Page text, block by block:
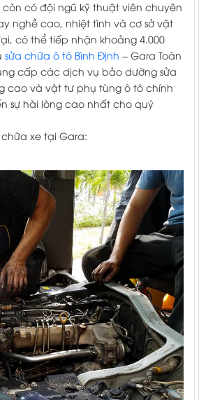
có đội ngũ kỹ thuật viên chuyên
nghề cao, nhiệt tình và cơ sở vật
có thể tiếp nhận khoảng 4.000
sửa chữa ô tô Bình Định – Gara Toàn
cấp các dịch vụ bảo dưỡng sửa
cao và vật tư phụ tùng ô tô chính
sự hài lòng cao nhất cho quý
xe tại Gara: